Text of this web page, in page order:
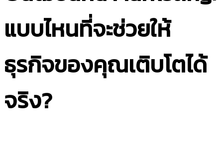
แบบไหนที่จะช่วยให้
ธุรกิจของคุณเติบโตได้
จริง?